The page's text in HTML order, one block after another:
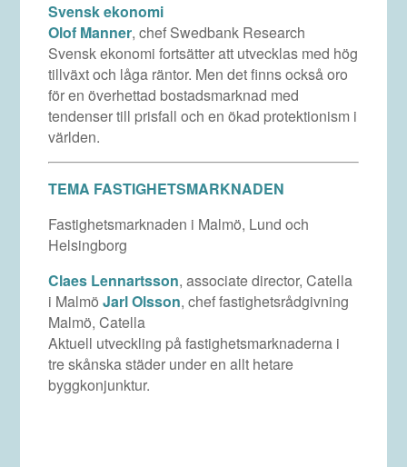
Svensk ekonomi
Olof Manner, chef Swedbank Research
Svensk ekonomi fortsätter att utvecklas med hög
tillväxt och låga räntor. Men det finns också oro
för en överhettad bostadsmarknad med
tendenser till prisfall och en ökad protektionism i
världen.
TEMA FASTIGHETSMARKNADEN
Fastighetsmarknaden i Malmö, Lund och
Helsingborg
Claes Lennartsson, associate director, Catella
i Malmö Jarl Olsson, chef fastighetsrådgivning
Malmö, Catella
Aktuell utveckling på fastighetsmarknaderna i
tre skånska städer under en allt hetare
byggkonjunktur.